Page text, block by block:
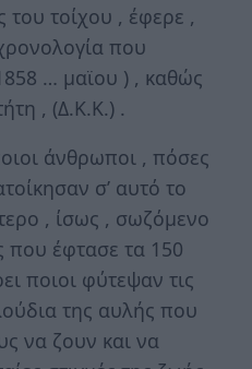
τοίχου , έφερε ,
που
… μαϊου ) , καθώς
, (Δ.Κ.Κ.) .
άνθρωποι , πόσες
σ’ αυτό το
, ίσως , σωζόμενο
που έφτασε τα 150
ποιοι φύτεψαν τις
της αυλής που
να ζουν και να